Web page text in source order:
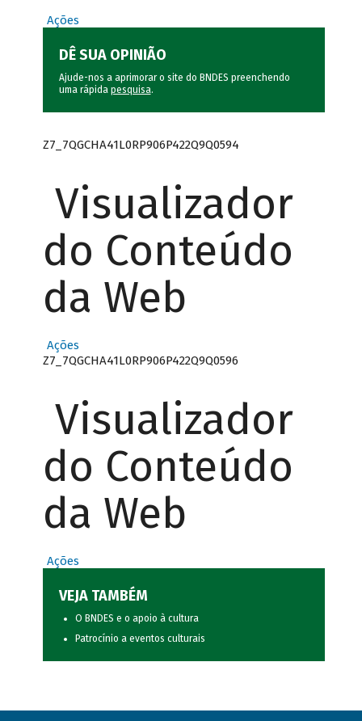
Ações
DÊ SUA OPINIÃO
Ajude-nos a aprimorar o site do BNDES preenchendo
uma rápida pesquisa.
Z7_7QGCHA41L0RP906P422Q9Q0594
Visualizador
do Conteúdo
da Web
Ações
Z7_7QGCHA41L0RP906P422Q9Q0596
Visualizador
do Conteúdo
da Web
Ações
VEJA TAMBÉM
O BNDES e o apoio à cultura
Patrocínio a eventos culturais